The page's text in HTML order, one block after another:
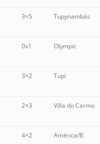
3×5 Tupynambás
0x1 Olympic
3×2 Tupi
2×3 Villa do Carmo
4×2 América/B